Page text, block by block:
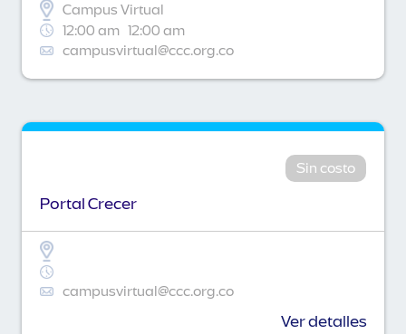
Campus Virtual
12:00 am 12:00 am
campusvirtual@ccc.org.co
Sin costo
Portal Crecer
campusvirtual@ccc.org.co
Ver detalles